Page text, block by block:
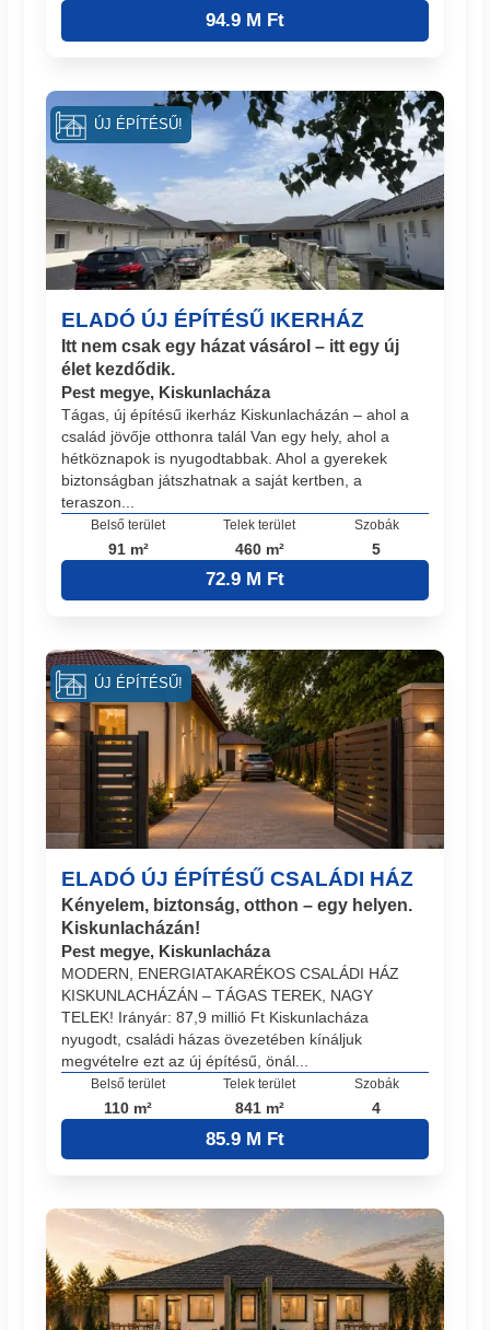
94.9 M Ft
ELADÓ ÚJ ÉPÍTÉSŰ IKERHÁZ
Itt nem csak egy házat vásárol – itt egy új
élet kezdődik.
Pest megye, Kiskunlacháza
Tágas, új építésű ikerház Kiskunlacházán – ahol a
család jövője otthonra talál Van egy hely, ahol a
hétköznapok is nyugodtabbak. Ahol a gyerekek
biztonságban játszhatnak a saját kertben, a
teraszon...
Belső terület
91 m²
Telek terület
460 m²
Szobák
5
72.9 M Ft
ÚJ ÉPÍTÉSŰ!
ELADÓ ÚJ ÉPÍTÉSŰ CSALÁDI HÁZ
Kényelem, biztonság, otthon – egy helyen.
Kiskunlacházán!
Pest megye, Kiskunlacháza
MODERN, ENERGIATAKARÉKOS CSALÁDI HÁZ
KISKUNLACHÁZÁN – TÁGAS TEREK, NAGY
TELEK! Irányár: 87,9 millió Ft Kiskunlacháza
nyugodt, családi házas övezetében kínáljuk
megvételre ezt az új építésű, önál...
Belső terület
110 m²
Telek terület
841 m²
Szobák
4
85.9 M Ft
ÚJ ÉPÍTÉSŰ!